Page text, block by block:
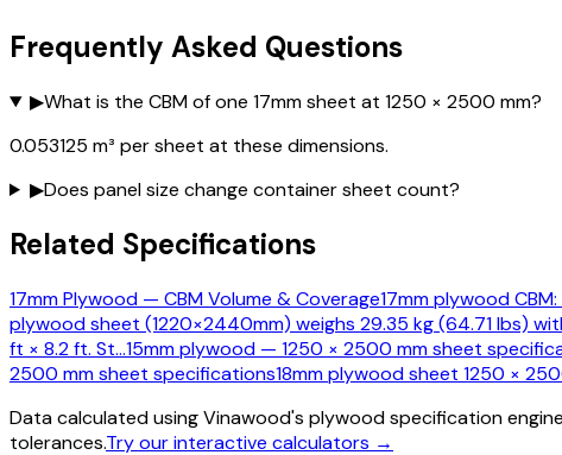
Frequently Asked Questions
▶What is the CBM of one 17mm sheet at 1250 × 2500 mm?
0.053125 m³ per sheet at these dimensions.
▶Does panel size change container sheet count?
Related Specifications
17mm Plywood — CBM Volume & Coverage17mm plywood
plywood sheet (1220×2440mm) weighs 29.35 kg (64.71 lbs)
ft × 8.2 ft. St…15mm plywood — 1250 × 2500 mm sheet
2500 mm sheet specifications18mm plywood sheet 1250 ×
Data calculated using Vinawood's plywood specification
tolerances.Try our interactive calculators →